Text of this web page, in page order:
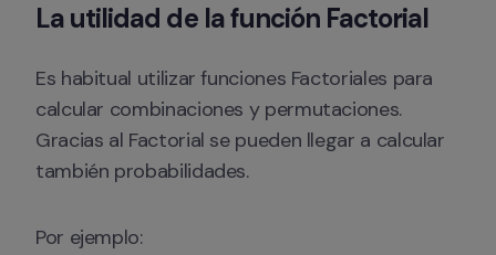
La utilidad de la función Factorial
Es habitual utilizar funciones Factoriales para
calcular combinaciones y permutaciones.
Gracias al Factorial se pueden llegar a calcular
también probabilidades.
Por ejemplo: